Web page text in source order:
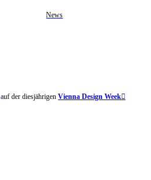
News
auf der diesjährigenVienna Design Week︎︎︎